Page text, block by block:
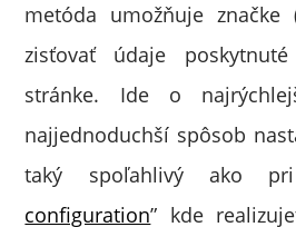
metóda umožňuje značke
zisťovať údaje
stránke. Ide o
najjednoduchší spôsob
taký spoľahlivý ako
configuration” kde